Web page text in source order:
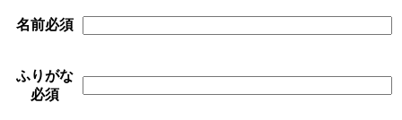
名前必須
ふりがな
必須